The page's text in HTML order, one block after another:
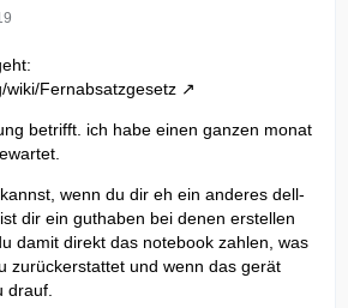
wiki/Fernabsatzgesetz
betrifft. ich habe einen ganzen monat
wenn du dir eh ein anderes dell-
dir ein guthaben bei denen erstellen
damit direkt das notebook zahlen, was
zurückerstattet und wenn das gerät
drauf.